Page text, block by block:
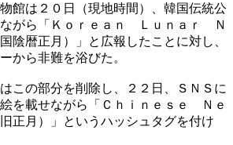
館は２０日（現地時間）、韓国伝統公
ながら「Ｋｏｒｅａｎ Ｌｕｎａｒ Ｎ
陰暦正月）」と広報したことに対し、
から非難を浴びた。
この部分を削除し、２２日、ＳＮＳに
を載せながら「Ｃｈｉｎｅｓｅ Ｎｅ
正月）」というハッシュタグを付け